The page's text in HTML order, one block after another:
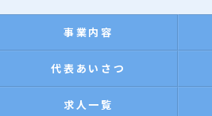
事業内容
代表あいさつ
求人一覧